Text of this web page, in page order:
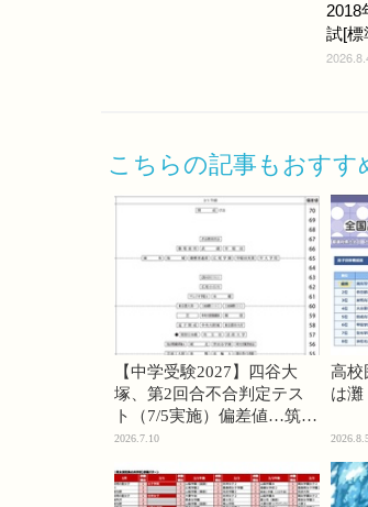
2018
試[標
こちらの記事もおすす
【中学受験2027】四谷大
塚、第2回合不合判定テス
ト（7/5実施）偏差値…筑駒
74・桜蔭70＜PR＞
2026.7.10
高校
は灘